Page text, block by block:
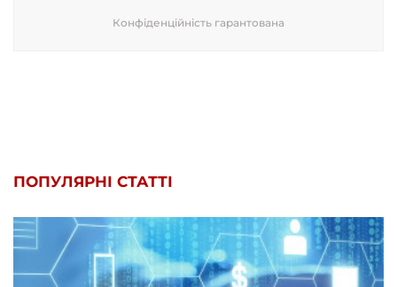
Конфіденційність гарантована
ПОПУЛЯРНІ СТАТТІ